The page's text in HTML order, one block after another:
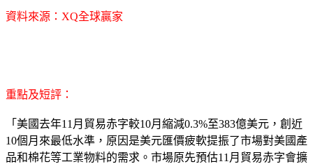
資料來源：XQ全球贏家
重點及短評：
「美國去年11月貿易赤字較10月縮減0.3%至383億美元，創近
10個月來最低水準，原因是美元匯價疲軟提振了市場對美國產
品和棉花等工業物料的需求。市場原先預估11月貿易赤字會擴